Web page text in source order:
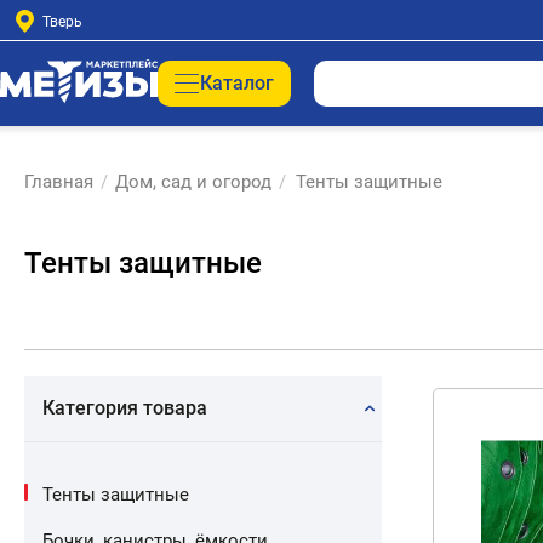
Тверь
Каталог
Главная / Дом, сад и огород / Тенты защитные
Тенты защитные
Категория товара
Тенты защитные